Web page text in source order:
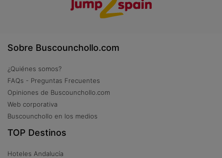
Sobre Buscounchollo.com
¿Quiénes somos?
FAQs - Preguntas Frecuentes
Opiniones de Buscounchollo.com
Web corporativa
Buscounchollo en los medios
TOP Destinos
Hoteles Andalucía